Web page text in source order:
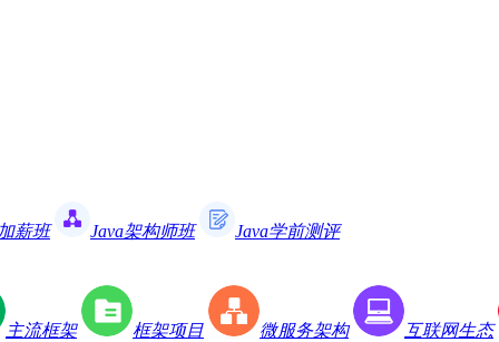
薪班 Java架构师班 Java学前测评
主流框架 框架项目 微服务架构 互联网生态